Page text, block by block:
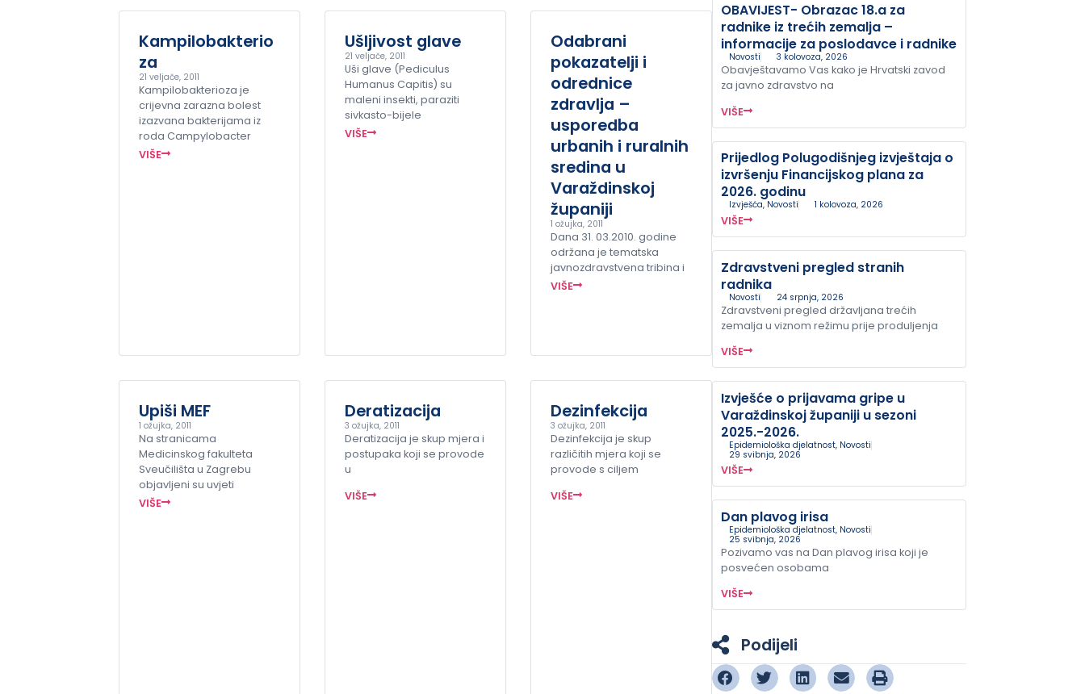
Kampilobakterio
za
21 veljače, 2011
Kampilobakterioza je
crijevna zarazna bolest
izazvana bakterijama iz
roda Campylobacter
VIŠE
Ušljivost glave
21 veljače, 2011
Uši glave (Pediculus
Humanus Capitis) su
maleni insekti, paraziti
sivkasto-bijele
VIŠE
Odabrani
pokazatelji i
odrednice
zdravlja –
usporedba
urbanih i ruralnih
sredina u
Varaždinskoj
županiji
1 ožujka, 2011
Dana 31. 03.2010. godine
održana je tematska
javnozdravstvena tribina i
VIŠE
Upiši MEF
1 ožujka, 2011
Na stranicama
Medicinskog fakulteta
Sveučilišta u Zagrebu
objavljeni su uvjeti
VIŠE
Deratizacija
3 ožujka, 2011
Deratizacija je skup mjera i
postupaka koji se provode
u
VIŠE
Dezinfekcija
3 ožujka, 2011
Dezinfekcija je skup
različitih mjera koji se
provode s ciljem
VIŠE
OBAVIJEST- Obrazac 18.a za
radnike iz trećih zemalja –
informacije za poslodavce i radnike
Novosti 3 kolovoza, 2026
Obavještavamo Vas kako je Hrvatski zavod
za javno zdravstvo na
VIŠE
Prijedlog Polugodišnjeg izvještaja o
izvršenju Financijskog plana za
2026. godinu
Izvješća, Novosti 1 kolovoza, 2026
VIŠE
Zdravstveni pregled stranih
radnika
Novosti 24 srpnja, 2026
Zdravstveni pregled državljana trećih
zemalja u viznom režimu prije produljenja
VIŠE
Izvješće o prijavama gripe u
Varaždinskoj županiji u sezoni
2025.-2026.
Epidemiološka djelatnost, Novosti
29 svibnja, 2026
VIŠE
Dan plavog irisa
Epidemiološka djelatnost, Novosti
25 svibnja, 2026
Pozivamo vas na Dan plavog irisa koji je
posvećen osobama
VIŠE
Podijeli